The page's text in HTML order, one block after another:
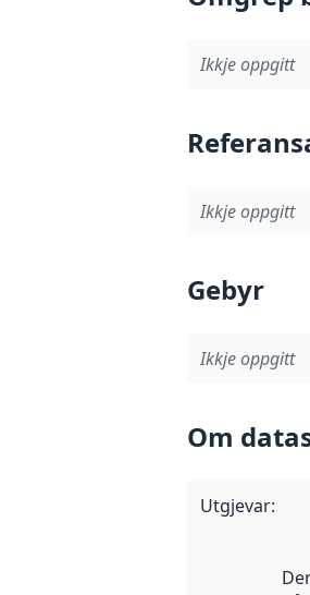
Ikkje oppgitt
Ikkje oppgitt
Gebyr
Ikkje oppgitt
Om
Utgjevar: